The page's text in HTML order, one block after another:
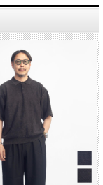
なシャリ感を